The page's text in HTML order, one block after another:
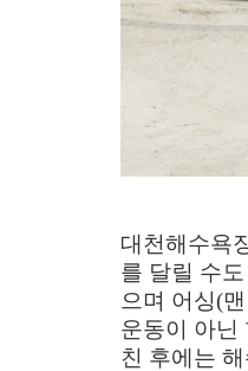
대천해수욕
를 달릴 수
으며 어싱(
운동이 아닌
친 후에는